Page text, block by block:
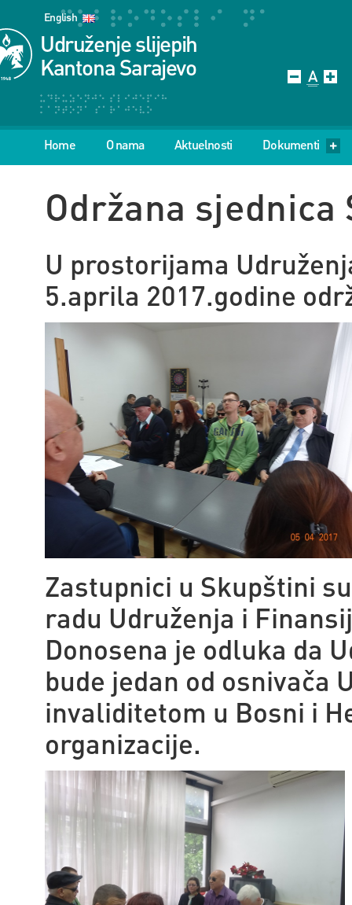
English
Udruženje slijepih
Kantona Sarajevo
Home O nama Aktuelnosti Dokumenti
Održana
U prostorijama
5.aprila 2017.godine
Zastupnici u Skupštini
radu Udruženja i
Donosena je odluka da
bude jedan od osnivača
invaliditetom u Bosni i
organizacije.